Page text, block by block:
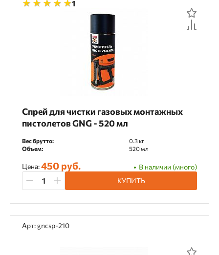
1
Спрей для чистки газовых монтажных
пистолетов GNG - 520 мл
Вес брутто:
0.3 кг
Объем:
520 мл
Цена:450 руб.
В наличии (много)
КУПИТЬ
Арт: gncsp-210